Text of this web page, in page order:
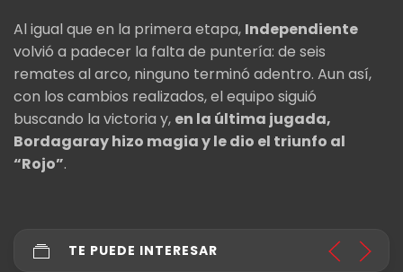
Al igual que en la primera etapa, Independiente
volvió a padecer la falta de puntería: de seis
remates al arco, ninguno terminó adentro. Aun así,
con los cambios realizados, el equipo siguió
buscando la victoria y, en la última jugada,
Bordagaray hizo magia y le dio el triunfo al
“Rojo”.
TE PUEDE INTERESAR